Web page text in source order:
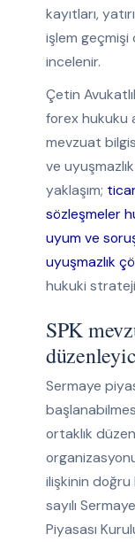
kayıtları,
işlem geçmişi
incelenir.
Çetin
forex hukuku
mevzuat
ve
yaklaşım;
sözleşmeler
uyum ve
uyuşmazlık
hukuki
SPK
Sermaye
ortaklık
ilişkinin doğru
sayılı
Piyasası